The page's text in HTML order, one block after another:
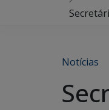
Notícias